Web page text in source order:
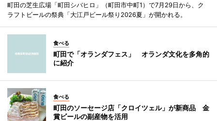
町田の芝生広場「町田シバヒロ」（町田市中町1）で7月29日から、ク
ラフトビールの祭典「大江戸ビール祭り2026夏」が開かれる。
食べる
町田で「オランダフェス」 オランダ文化を多角的
に紹介
食べる
町田のソーセージ店「クロイツェル」が新商品 金
賞ビールの副産物を活用